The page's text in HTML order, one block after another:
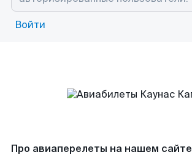
Войти
Про авиаперелеты на нашем сайте